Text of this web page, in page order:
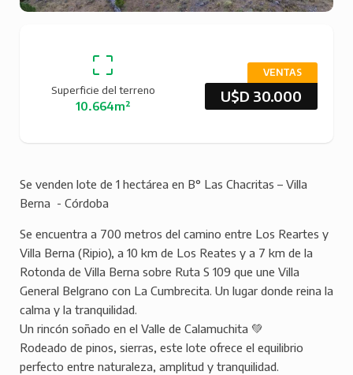
Superficie del terreno
10.664m²
VENTAS
U$D 30.000
Se venden lote de 1 hectárea en B° Las Chacritas – Villa
Berna - Córdoba
Se encuentra a 700 metros del camino entre Los Reartes y
Villa Berna (Ripio), a 10 km de Los Reates y a 7 km de la
Rotonda de Villa Berna sobre Ruta S 109 que une Villa
General Belgrano con La Cumbrecita. Un lugar donde reina la
calma y la tranquilidad.
Un rincón soñado en el Valle de Calamuchita 💚
Rodeado de pinos, sierras, este lote ofrece el equilibrio
perfecto entre naturaleza, amplitud y tranquilidad.